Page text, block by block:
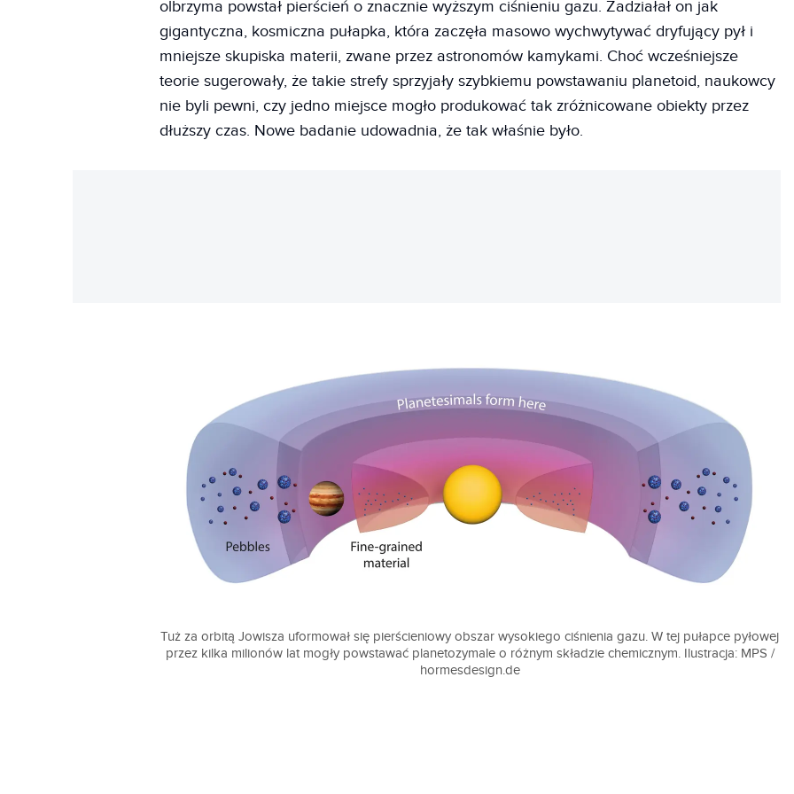
olbrzyma powstał pierścień o znacznie wyższym ciśnieniu gazu. Zadziałał on jak
gigantyczna, kosmiczna pułapka, która zaczęła masowo wychwytywać dryfujący pył i
mniejsze skupiska materii, zwane przez astronomów kamykami. Choć wcześniejsze
teorie sugerowały, że takie strefy sprzyjały szybkiemu powstawaniu planetoid, naukowcy
nie byli pewni, czy jedno miejsce mogło produkować tak zróżnicowane obiekty przez
dłuższy czas. Nowe badanie udowadnia, że tak właśnie było.
Tuż za orbitą Jowisza uformował się pierścieniowy obszar wysokiego ciśnienia gazu. W tej pułapce pyłowej
przez kilka milionów lat mogły powstawać planetozymale o różnym składzie chemicznym. Ilustracja: MPS /
hormesdesign.de